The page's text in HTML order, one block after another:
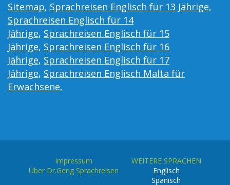
Sitemap, Sprachreisen Englisch für 13 Jährige,
Sprachreisen Englisch für 14
Jährige, Sprachreisen Englisch für 15
Jährige, Sprachreisen Englisch für 16
Jährige, Sprachreisen Englisch für 17
Jährige, Sprachreisen Englisch Malta für
Erwachsene,
Impressum
Über Dr.Geng Sprachreisen
WEITERE SPRACHEN
Englisch
Spanisch